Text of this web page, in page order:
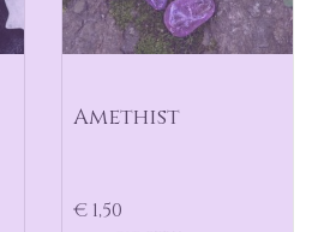
Amethist
€ 1,50